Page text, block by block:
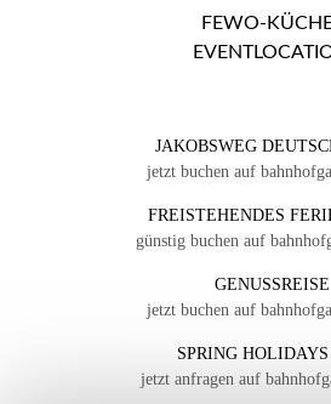
JAKOBSWEG
jetzt buchen auf
FREISTEHENDES
günstig buchen auf
GENUSSREISE
jetzt buchen auf
SPRING HOLIDAYS
jetzt anfragen auf